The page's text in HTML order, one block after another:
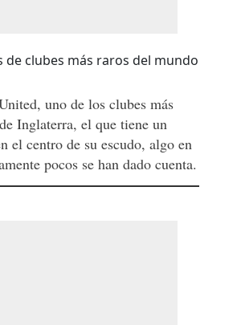
uno de los clubes más
Inglaterra, el que tiene un
el centro de su escudo, algo en
pocos se han dado cuenta.